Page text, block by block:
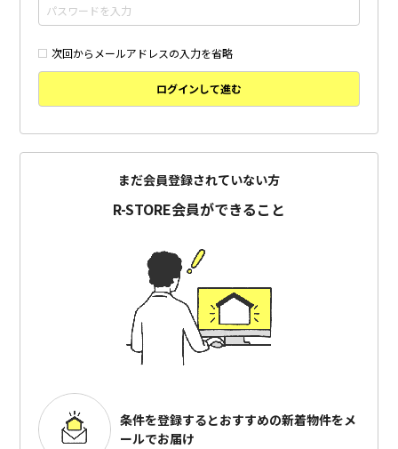
次回からメールアドレスの入力を省略
ログインして進む
まだ会員登録されていない方
R-STORE会員ができること
条件を登録するとおすすめの新着物件をメ
ールでお届け